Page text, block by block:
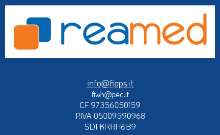
info@fipps.it
fiwh@pec.it
CF 97356050159
P.IVA 05009590968
SDI KRRH6B9